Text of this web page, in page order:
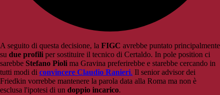
A seguito di questa decisione, la FIGC avrebbe puntato principalmente
su due profili per sostituire il tecnico di Certaldo. In pole position ci
sarebbe Stefano Pioli ma Gravina preferirebbe e starebbe cercando in
tutti modi di convincere Claudio Ranieri. Il senior advisor dei
Friedkin vorrebbe mantenere la parola data alla Roma ma non è
esclusa l'ipotesi di un doppio incarico.